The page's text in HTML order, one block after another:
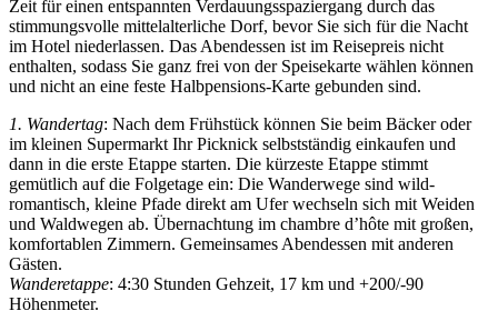
Zeit für einen entspannten Verdauungsspaziergang durch das
stimmungsvolle mittelalterliche Dorf, bevor Sie sich für die Nacht
im Hotel niederlassen. Das Abendessen ist im Reisepreis nicht
enthalten, sodass Sie ganz frei von der Speisekarte wählen können
und nicht an eine feste Halbpensions-Karte gebunden sind.
1. Wandertag: Nach dem Frühstück können Sie beim Bäcker oder
im kleinen Supermarkt Ihr Picknick selbstständig einkaufen und
dann in die erste Etappe starten. Die kürzeste Etappe stimmt
gemütlich auf die Folgetage ein: Die Wanderwege sind wild-
romantisch, kleine Pfade direkt am Ufer wechseln sich mit Weiden
und Waldwegen ab. Übernachtung im chambre d’hôte mit großen,
komfortablen Zimmern. Gemeinsames Abendessen mit anderen
Gästen.
Wanderetappe: 4:30 Stunden Gehzeit, 17 km und +200/-90
Höhenmeter.